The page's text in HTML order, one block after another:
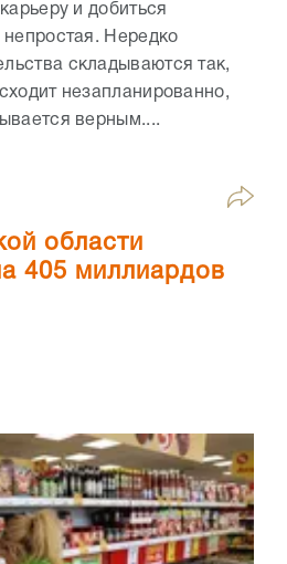
и добиться
непростая. Нередко
складываются так,
незапланированно,
верным....
области
405 миллиардов